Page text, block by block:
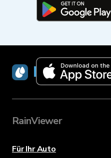
RainViewer
RainViewer
Für Ihr Auto